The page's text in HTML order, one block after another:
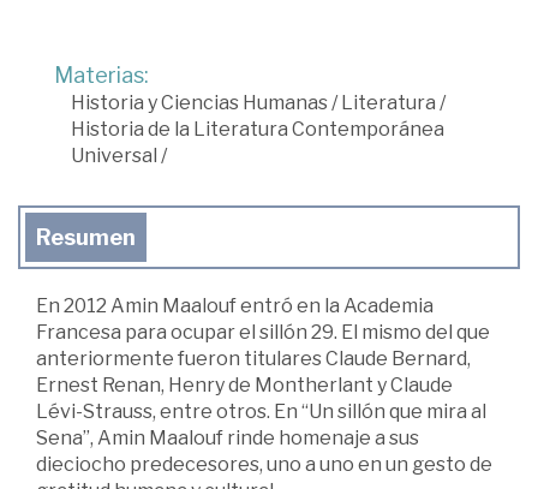
Materias:
Historia y Ciencias Humanas/ Literatura /
Historia de la Literatura Contemporánea
Universal /
Resumen
En 2012 Amin Maalouf entró en la Academia
Francesa para ocupar el sillón 29. El mismo del que
anteriormente fueron titulares Claude Bernard,
Ernest Renan, Henry de Montherlant y Claude
Lévi-Strauss, entre otros. En “Un sillón que mira al
Sena”, Amin Maalouf rinde homenaje a sus
dieciocho predecesores, uno a uno en un gesto de